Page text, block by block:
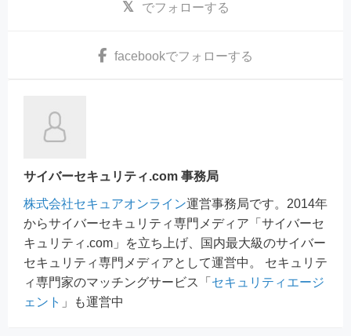
でフォローする
facebookでフォローする
サイバーセキュリティ.com 事務局
株式会社セキュアオンライン運営事務局です。2014年
からサイバーセキュリティ専門メディア「サイバーセ
キュリティ.com」を立ち上げ、国内最大級のサイバー
セキュリティ専門メディアとして運営中。 セキュリテ
ィ専門家のマッチングサービス「 セキュリティエージ
ェント 」も運営中